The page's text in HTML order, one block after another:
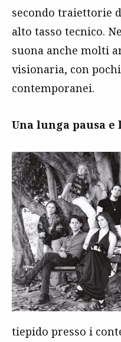
secondo traiettorie
alto tasso tecnico.
suona anche molti
visionaria, con
contemporanei.
Una lunga pausa
tiepido presso i